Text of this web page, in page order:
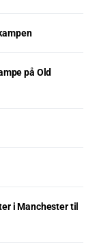
på Old
i Manchester til